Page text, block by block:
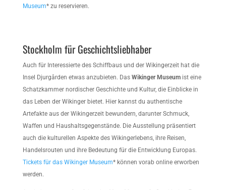
Museum* zu reservieren.
Stockholm für Geschichtsliebhaber
Auch für Interessierte des Schiffbaus und der Wikingerzeit hat die
Insel Djurgården etwas anzubieten. Das Wikinger Museumist eine
Schatzkammer nordischer Geschichte und Kultur, die Einblicke in
das Leben der Wikinger bietet. Hier kannst du authentische
Artefakte aus der Wikingerzeit bewundern, darunter Schmuck,
Waffen und Haushaltsgegenstände. Die Ausstellung präsentiert
auch die kulturellen Aspekte des Wikingerlebens, ihre Reisen,
Handelsrouten und ihre Bedeutung für die Entwicklung Europas.
Tickets für das Wikinger Museum* können vorab online erworben
werden.